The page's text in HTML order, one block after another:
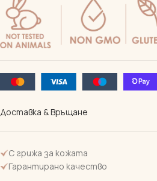
Доставка & Връщане
С грижа за кожата
Гарантирано качество